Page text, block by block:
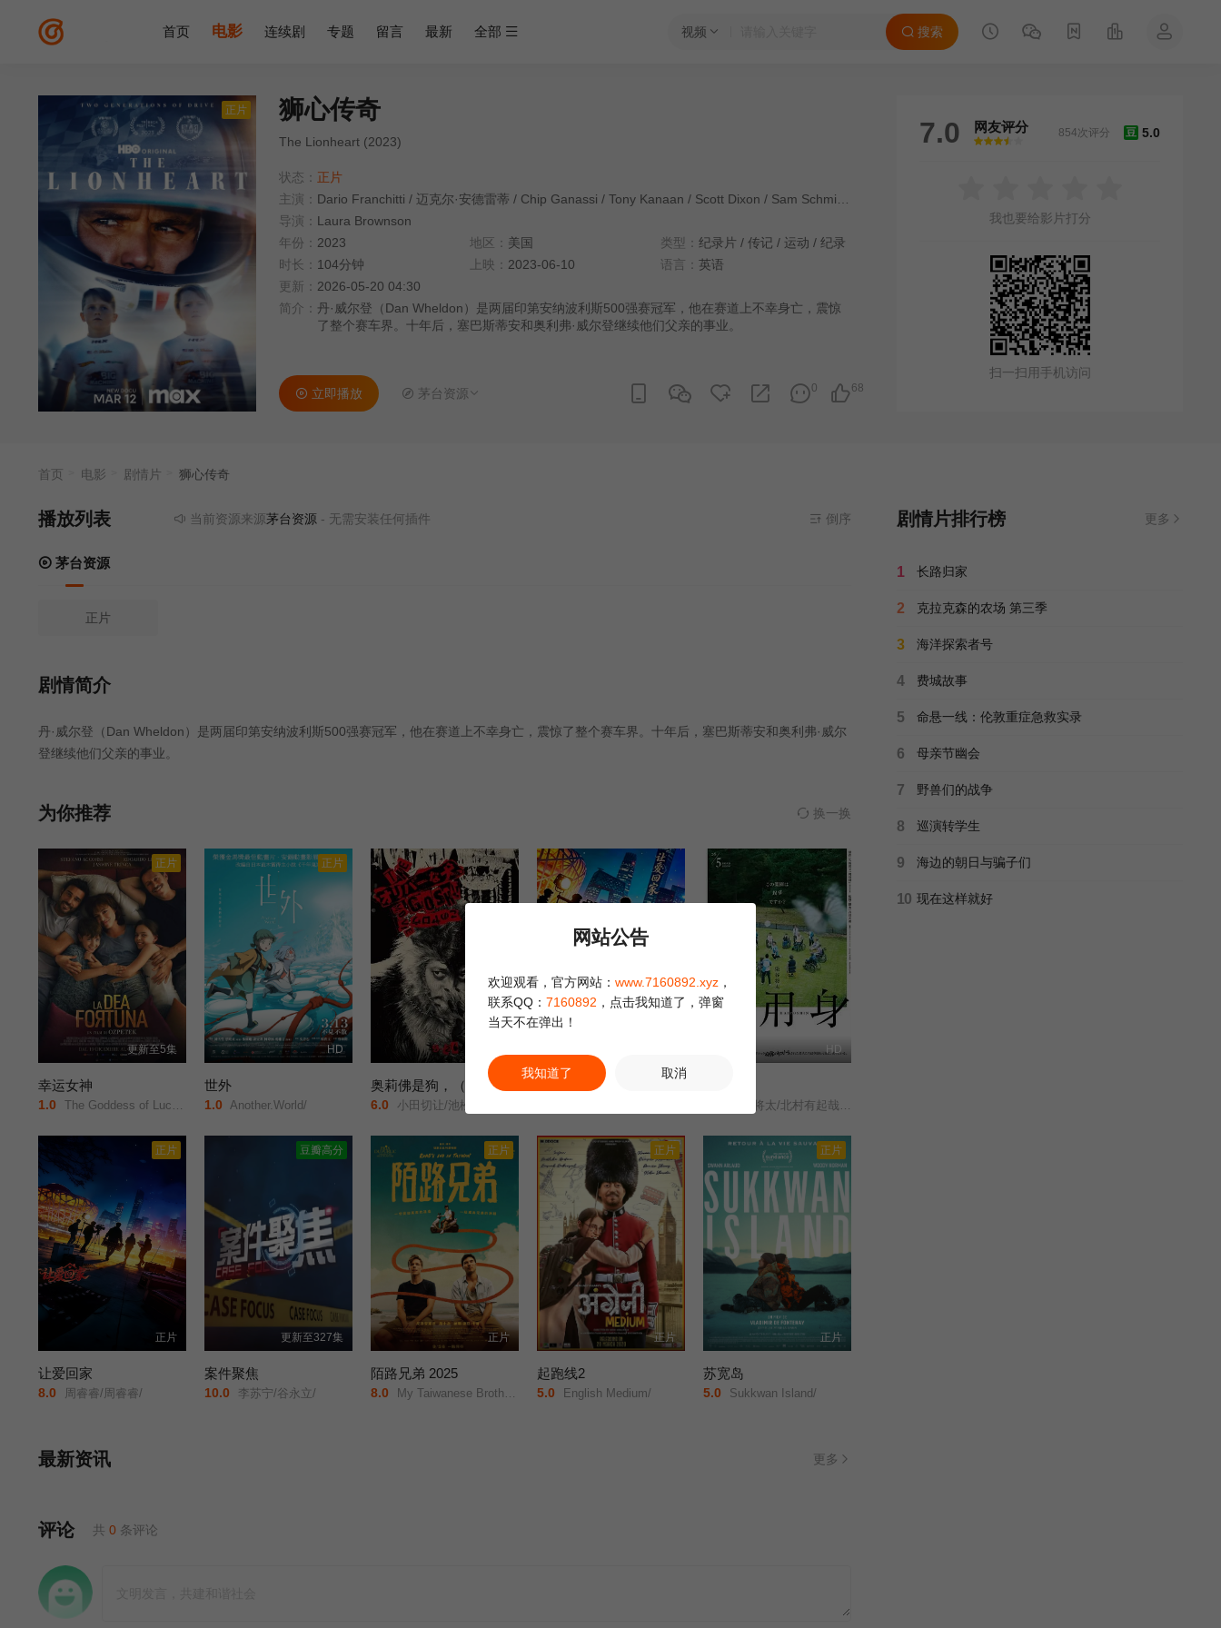
视频 搜索
首页 电影 连续剧 专题 留言 最新 全部
正片 狮心传奇
The Lionheart (2023)
状态： 正片
主演： Dario Franchitti / 迈克尔·安德雷蒂 / Chip Ganassi / Tony Kanaan / Scott Dixon / Sam Schmidt
导演： Laura Brownson
年份： 2023 地区： 美国 类型： 纪录片 / 传记 / 运动 / 纪录
时长： 104分钟 上映： 2023-06-10 语言： 英语
更新： 2026-05-20 04:30
简介： 丹·威尔登（Dan Wheldon）是两届印第安纳波利斯500强赛冠军，他在赛道上不幸身亡，震惊
了整个赛车界。十年后，塞巴斯蒂安和奥利弗·威尔登继续他们父亲的事业。
68
0
立即播放 茅台资源
7.0 网友评分
很差
较差还行推荐力荐
豆 5.0
854次评分
我也要给影片打分
扫一扫用手机访问
首页 电影 剧情片 狮心传奇
播放列表 当前资源来源茅台资源- 无需安装任何插件 倒序
茅台资源
正片
剧情简介
丹·威尔登（Dan Wheldon）是两届印第安纳波利斯500强赛冠军，他在赛道上不幸身亡，震惊了整个赛车界。十年后，塞巴斯蒂安和奥利弗·威尔
登继续他们父亲的事业。
为你推荐 换一换
正片
更新至5集
幸运女神
1.0 The Goddess of Luck/The Goddess Of Fortune/
正片
HD
世外
1.0 Another.World/
奥莉佛是狗，（天哪！！）这家伙电影版
6.0 小田切让/池松壮亮/麻生久美子/
让爱回家2026
HD
染谷将太/北村有起哉/泷内公美/
正片
正片
让爱回家
8.0 周睿睿/周睿睿/
豆瓣高分
更新至327集
案件聚焦
10.0 李苏宁/谷永立/
正片
正片
陌路兄弟 2025
8.0 My Taiwanese Brothers/
正片
正片
起跑线2
5.0 English Medium/
正片
正片
苏宽岛
5.0 Sukkwan Island/
最新资讯 更多
评论 共 0 条评论
剧情片排行榜 更多
1 长路归家
2 克拉克森的农场 第三季
3 海洋探索者号
4 费城故事
5 命悬一线：伦敦重症急救实录
6 母亲节幽会
7 野兽们的战争
8 巡演转学生
9 海边的朝日与骗子们
10 现在这样就好
网站公告
欢迎观看，官方网站： www.7160892.xyz ，
联系QQ： 7160892 ，点击我知道了，弹窗
当天不在弹出！
我知道了 取消